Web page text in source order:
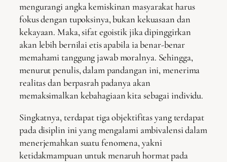
mengurangi angka kemiskinan masyarakat harus
fokus dengan tupoksinya, bukan kekuasaan dan
kekayaan. Maka, sifat egoistik jika dipinggirkan
akan lebih bernilai etis apabila ia benar-benar
memahami tanggung jawab moralnya. Sehingga,
menurut penulis, dalam pandangan ini, menerima
realitas dan berpasrah padanya akan
memaksimalkan kebahagiaan kita sebagai individu.
Singkatnya, terdapat tiga objektifitas yang terdapat
pada disiplin ini yang mengalami ambivalensi dalam
menerjemahkan suatu fenomena, yakni
ketidakmampuan untuk menaruh hormat pada